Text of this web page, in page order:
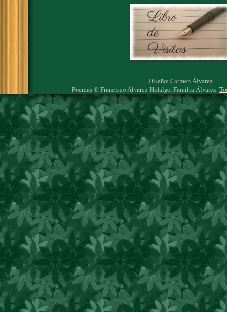
Diseño: Carmen Álvarez
Poemas © Francisco Álvarez Hidalgo, Familia Álvarez.